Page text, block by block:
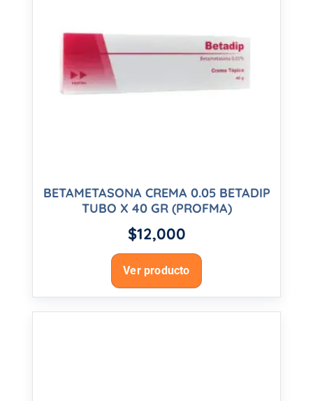
BETAMETASONA CREMA 0.05 BETADIP
TUBO X 40 GR (PROFMA)
$12,000
Ver producto